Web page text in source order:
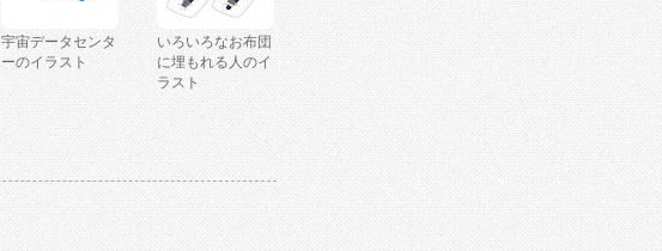
宇宙データセンタ
ーのイラスト
いろいろなお布団
に埋もれる人のイ
ラスト